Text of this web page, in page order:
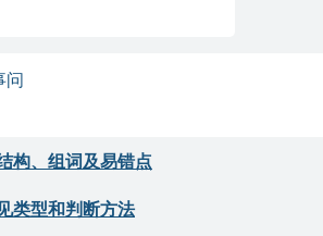
问
构、组词及易错点
类型和判断方法